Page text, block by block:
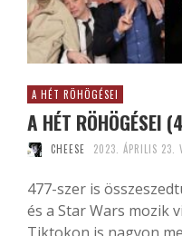
A HÉT RÖHÖGÉSEI
A HÉT RÖHÖGÉSEI
CHEESE 2023. ÁPRILIS 23.
477-szer is
és a Star Wars mozik